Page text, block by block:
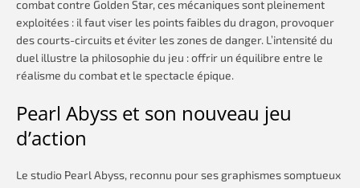
combat contre Golden Star, ces mécaniques sont pleinement
exploitées : il faut viser les points faibles du dragon, provoquer
des courts-circuits et éviter les zones de danger. L’intensité du
duel illustre la philosophie du jeu : offrir un équilibre entre le
réalisme du combat et le spectacle épique.
Pearl Abyss et son nouveau jeu
d’action
Le studio Pearl Abyss, reconnu pour ses graphismes somptueux